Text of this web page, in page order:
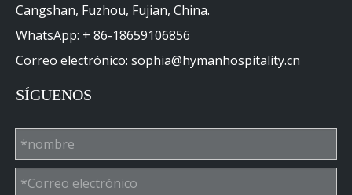
Cangshan, Fuzhou, Fujian, China.
WhatsApp: + 86-18659106856
Correo electrónico: sophia@hymanhospitality.cn
SÍGUENOS